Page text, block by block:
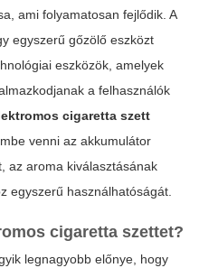
ami folyamatosan fejlődik. A
egyszerű gőzölő eszközt
eszközök, amelyek
a felhasználók
cigaretta szett
venni az akkumulátor
az aroma kiválasztásának
egyszerű használhatóságát.
cigaretta szettet?
legnagyobb előnye, hogy